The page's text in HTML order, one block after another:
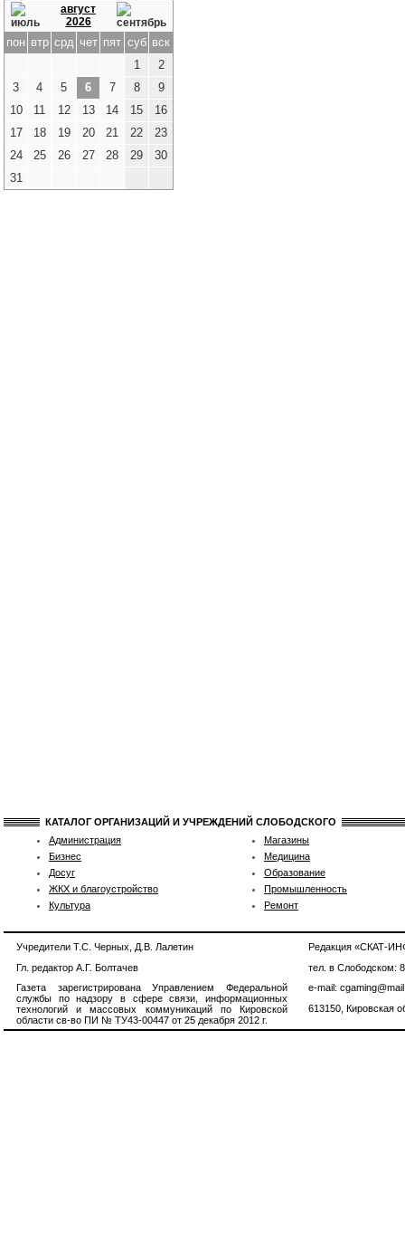
август
2026
пон втр срд чет пят суб вск
1
2
3
4 5 6 7 8
9
10
11 12 13 14 15
16
17
18 19 20 21 22
23
24
25 26 27 28 29
30
31
КАТАЛОГ ОРГАНИЗАЦИЙ И УЧРЕЖДЕНИЙ СЛОБОДСКОГО
Администрация
Бизнес
Досуг
ЖКХ и благоустройство
Культура
Магазины
Медицина
Образование
Промышленность
Ремонт
Учредители Т.С. Черных, Д.В. Лалетин
Гл. редактор А.Г. Болтачев
Газета зарегистрирована Управлением Федеральной
службы по надзору в сфере связи, информационных
технологий и массовых коммуникаций по Кировской
области св-во ПИ № ТУ43-00447 от 25 декабря 2012 г.
Редакция «СКАТ-
тел. в Слободском:
e-mail:
613150, Кировская